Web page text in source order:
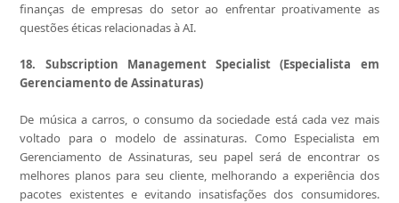
finanças de empresas do setor ao enfrentar proativamente as
questões éticas relacionadas à AI.
18. Subscription Management Specialist (Especialista em
Gerenciamento de Assinaturas)
De música a carros, o consumo da sociedade está cada vez mais
voltado para o modelo de assinaturas. Como Especialista em
Gerenciamento de Assinaturas, seu papel será de encontrar os
melhores planos para seu cliente, melhorando a experiência dos
pacotes existentes e evitando insatisfações dos consumidores.